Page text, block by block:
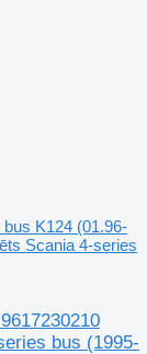
K124 (01.96-
Scania 4-series
bus (1995-